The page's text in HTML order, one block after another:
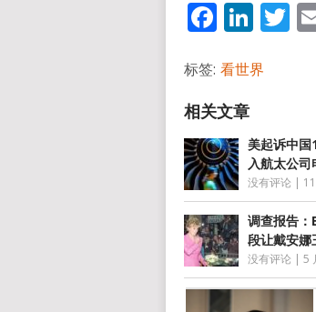
标签: 看世界
美起诉中国
入航太公司
没有评论 |
调查报告：
段让戴安娜
没有评论 | 5